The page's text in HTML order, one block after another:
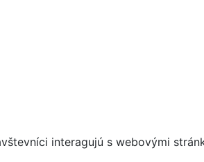
interagujú s webovými